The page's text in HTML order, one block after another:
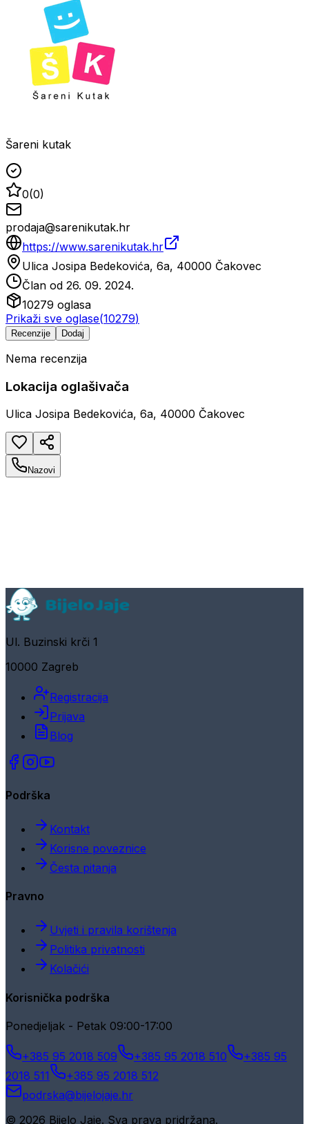
Šareni kutak
0(0)
prodaja@sarenikutak.hr
https://www.sarenikutak.hr
Ulica Josipa Bedekovića, 6a, 40000 Čakovec
Član od 26. 09. 2024.
10279 oglasa
Prikaži sve oglase(10279)
Recenzije Dodaj
Nema recenzija
Lokacija oglašivača
Ulica Josipa Bedekovića, 6a, 40000 Čakovec
Nazovi
Ul. Buzinski krči 1
10000 Zagreb
Registracija
Prijava
Blog
Podrška
Kontakt
Korisne poveznice
Česta pitanja
Pravno
Uvjeti i pravila korištenja
Politika privatnosti
Kolačići
Korisnička podrška
Ponedjeljak - Petak 09:00-17:00
+385 95 2018 509 +385 95 2018 510
+385 95
2018 511
+385 95 2018 512
podrska@bijelojaje.hr
© 2026 Bijelo Jaje. Sva prava pridržana.